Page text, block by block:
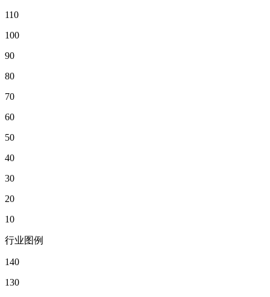
110
100
90
80
70
60
50
40
30
20
10
行业图例
140
130